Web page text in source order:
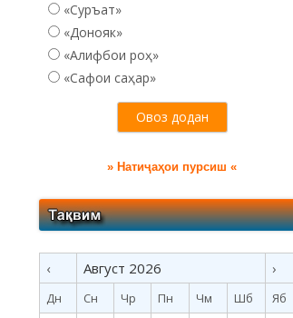
«Суръат»
«Донояк»
«Алифбои роҳ»
«Сафои саҳар»
» Натиҷаҳои пурсиш «
‹ Август 2026 ›
Дн Сн Чр Пн Чм Шб Яб